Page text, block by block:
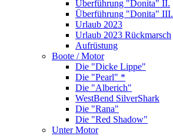
Überführung "Donita" II.
Überführung "Donita" III.
Urlaub 2023
Urlaub 2023 Rückmarsch
Aufrüstung
Boote / Motor
Die "Dicke Lippe"
Die "Pearl" *
Die "Alberich"
WestBend SilverShark
Die "Rana"
Die "Red Shadow"
Unter Motor